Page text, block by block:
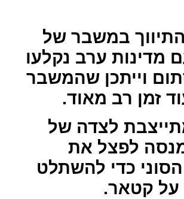
במשבר של
מדינות ערב נקלעו
וייתכן שהמשבר
זמן רב מאוד.
לצדה של
לפצל את
כדי להשתלט
קטאר.